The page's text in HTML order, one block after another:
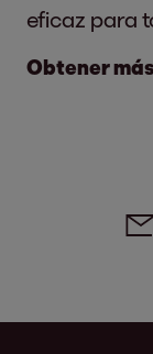
eficaz para
Obtener